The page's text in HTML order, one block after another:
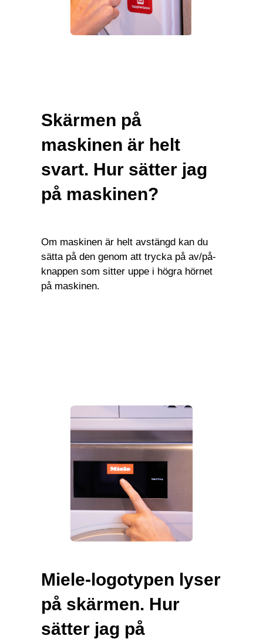
Skärmen på
maskinen är helt
svart. Hur sätter jag
på maskinen?
Om maskinen är helt avstängd kan du
sätta på den genom att trycka på av/på-
knappen som sitter uppe i högra hörnet
på maskinen.
Miele-logotypen lyser
på skärmen. Hur
sätter jag på